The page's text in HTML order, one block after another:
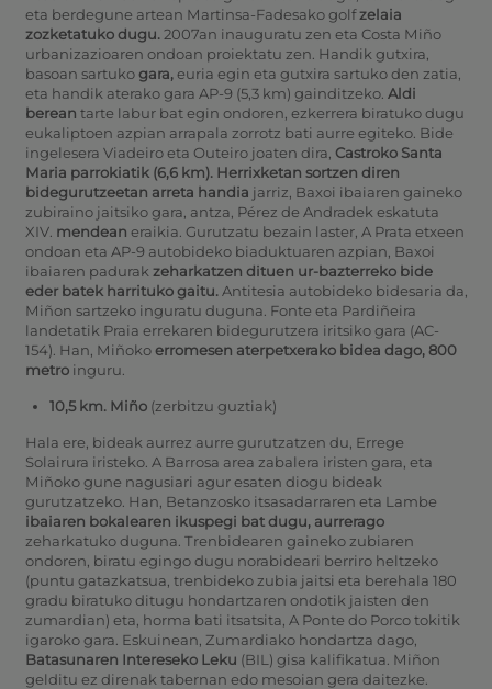
eta berdegune artean Martinsa-Fadesako golfzelaia
zozketatuko dugu.2007an inauguratu zen eta Costa Miño
urbanizazioaren ondoan proiektatu zen. Handik gutxira,
basoan sartukogara,euria egin eta gutxira sartuko den zatia,
eta handik aterako gara AP-9 (5,3 km) gainditzeko. Aldi
berean tarte labur bat egin ondoren, ezkerrera biratuko dugu
eukaliptoen azpian arrapala zorrotz bati aurre egiteko. Bide
ingelesera Viadeiro eta Outeiro joaten dira, Castroko Santa
Maria parrokiatik (6,6 km). Herrixketan sortzen diren
bidegurutzeetan arreta handia jarriz, Baxoi ibaiaren gaineko
zubiraino jaitsiko gara, antza, Pérez de Andradek eskatuta
XIV. mendean eraikia. Gurutzatu bezain laster, A Prata etxeen
ondoan eta AP-9 autobideko biaduktuaren azpian, Baxoi
ibaiaren padurak zeharkatzen dituen ur-bazterreko bide
eder batek harrituko gaitu. Antitesia autobideko bidesaria da,
Miñon sartzeko inguratu duguna. Fonte eta Pardiñeira
landetatik Praia errekaren bidegurutzera iritsiko gara (AC-
154). Han, Miñokoerromesen aterpetxerako bidea dago, 800
metroinguru.
10,5 km. Miño (zerbitzu guztiak)
Hala ere, bideak aurrez aurre gurutzatzen du, Errege
Solairura iristeko. A Barrosa area zabalera iristen gara, eta
Miñoko gune nagusiari agur esaten diogu bideak
gurutzatzeko. Han, Betanzosko itsasadarraren eta Lambe
ibaiaren bokalearen ikuspegi bat dugu, aurrerago
zeharkatuko duguna. Trenbidearen gaineko zubiaren
ondoren, biratu egingo dugu norabideari berriro heltzeko
(puntu gatazkatsua, trenbideko zubia jaitsi eta berehala 180
gradu biratuko ditugu hondartzaren ondotik jaisten den
zumardian) eta, horma bati itsatsita, A Ponte do Porco tokitik
igaroko gara. Eskuinean, Zumardiako hondartza dago,
Batasunaren Intereseko Leku (BIL) gisa kalifikatua. Miñon
gelditu ez direnak tabernan edo mesoian gera daitezke.